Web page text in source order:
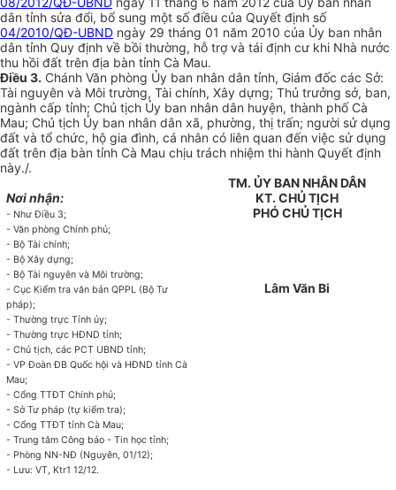
dân tỉnh sửa đổi, bổ sung một số điều của Quyết định số
04/2010/QĐ-UBND ngày 29 tháng 01 năm 2010 của Ủy ban nhân
dân tỉnh Quy định về bồi thường, hỗ trợ và tái định cư khi Nhà nước
thu hồi đất trên địa bàn tỉnh Cà Mau.
Điều 3. Chánh Văn phòng Ủy ban nhân dân tỉnh, Giám đốc các Sở:
Tài nguyên và Môi trường, Tài chính, Xây dựng; Thủ trưởng sở, ban,
ngành cấp tỉnh; Chủ tịch Ủy ban nhân dân huyện, thành phố Cà
Mau; Chủ tịch Ủy ban nhân dân xã, phường, thị trấn; người sử dụng
đất và tổ chức, hộ gia đình, cá nhân có liên quan đến việc sử dụng
đất trên địa bàn tỉnh Cà Mau chịu trách nhiệm thi hành Quyết định
này./.
Nơi nhận:
- Như Điều 3;
-Văn phòng Chính phủ;
- Bộ Tài chính;
- Bộ Xây dựng;
- Bộ Tài nguyên và Môi trường;
-Cục Kiểm tra văn bản QPPL (Bộ Tư
pháp);
-Thường trực Tỉnh ủy;
-Thường trực HĐND tỉnh;
-Chủ tịch, các PCT UBND tỉnh;
-VP Đoàn ĐB Quốc hội và HĐND tỉnh Cà
Mau;
-Cổng TTĐT Chính phủ;
-Sở Tư pháp (tự kiểm tra);
-Cổng TTĐT tỉnh Cà Mau;
-Trung tâm Công báo - Tin học tỉnh;
- Phòng NN-NĐ (Nguyên, 01/12);
- Lưu: VT, Ktr1 12/12.
TM. ỦY BAN NHÂN DÂN
KT. CHỦ TỊCH
PHÓ CHỦ TỊCH
Lâm Văn Bi